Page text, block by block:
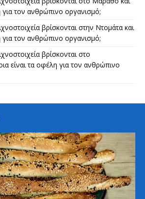
για τον ανθρώπινο οργανισμό;
βρίσκονται στην Ντομάτα και
για τον ανθρώπινο οργανισμό;
βρίσκονται στο
είναι τα οφέλη για τον ανθρώπινο